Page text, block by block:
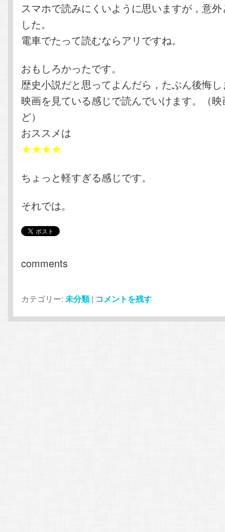
スマホで読みにくいように思いますが，意
した。
電車でたって読むならアリですね。
おもしろかったです。
歴史小説だと思ってよんだら，たぶん後悔
映画を見ている感じで読んでいけます。（
ど）
おススメは
★★★★
ちょっと軽すぎる感じです。
それでは。
comments
カテゴリー: 未分類 | コメントを残す